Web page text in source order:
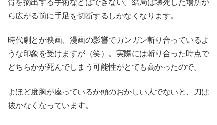
骨を摘出する手術などはできない。結局は壊死した場所か
ら広がる前に手足を切断するしかなくなります。
時代劇とか映画、漫画の影響でガンガン斬り合っているよ
うな印象を受けますが（笑）。実際には斬り合った時点で
どちらかが死んでしまう可能性がとても高かったので。
よほど度胸が座っているか頭のおかしい人でないと、刀は
抜かなくなっています。